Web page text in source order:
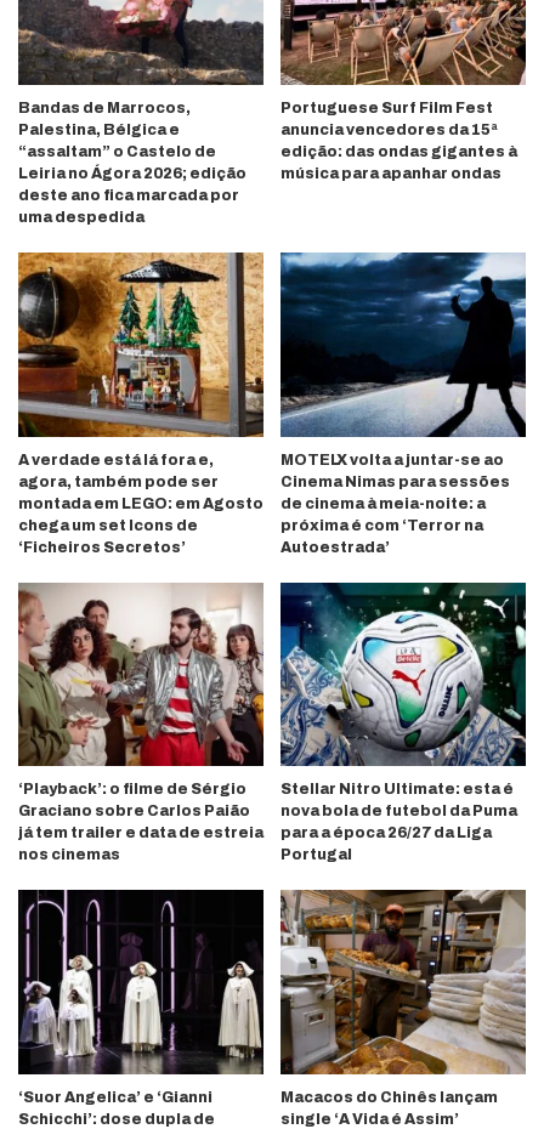
Bandas de Marrocos,
Palestina, Bélgica e
“assaltam” o Castelo de
Leiria no Ágora 2026; edição
deste ano fica marcada por
uma despedida
Portuguese Surf Film Fest
anuncia vencedores da 15ª
edição: das ondas gigantes à
música para apanhar ondas
A verdade está lá fora e,
agora, também pode ser
montada em LEGO: em Agosto
chega um set Icons de
‘Ficheiros Secretos’
MOTELX volta a juntar-se ao
Cinema Nimas para sessões
de cinema à meia-noite: a
próxima é com ‘Terror na
Autoestrada’
‘Playback’: o filme de Sérgio
Graciano sobre Carlos Paião
já tem trailer e data de estreia
nos cinemas
Stellar Nitro Ultimate: esta é
nova bola de futebol da Puma
para a época 26/27 da Liga
Portugal
‘Suor Angelica’ e ‘Gianni
Schicchi’: dose dupla de
Macacos do Chinês lançam
single ‘A Vida é Assim’